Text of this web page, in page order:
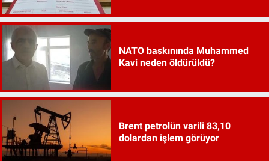
NATO baskınında Muhammed
Kavi neden öldürüldü?
Brent petrolün varili 83,10
dolardan işlem görüyor